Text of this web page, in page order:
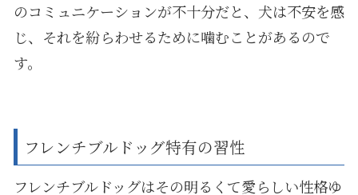
のコミュニケーションが不十分だと、犬は不安を感
じ、それを紛らわせるために噛むことがあるので
す。
フレンチブルドッグ特有の習性
フレンチブルドッグはその明るくて愛らしい性格ゆ